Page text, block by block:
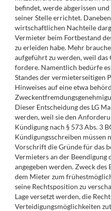
befindet, werde abgerissen
seiner Stelle errichtet.
wirtschaftlichen Nachteile
Vermieter beim Fortbestand
zu erleiden habe. Mehr
aufgeführt zu werden, weil das
fordere. Namentlich bedürfe
Standes der vermieterseitigen
Hinweises auf eine etwa
Dieser Entscheidung des LG
werden, weil sie den
Kündigung nach § 573 Abs. 3
Kündigungsschreiben müssen
Vorschrift die Gründe für das
Vermieters an der Beendigung
angegeben werden. Zweck
dem Mieter zum
seine Rechtsposition zu
Lage versetzt werden, die
Verteidigungsmöglichkeiten